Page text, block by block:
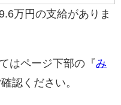
万円の支給がありま
はページ下部の『み
認ください。